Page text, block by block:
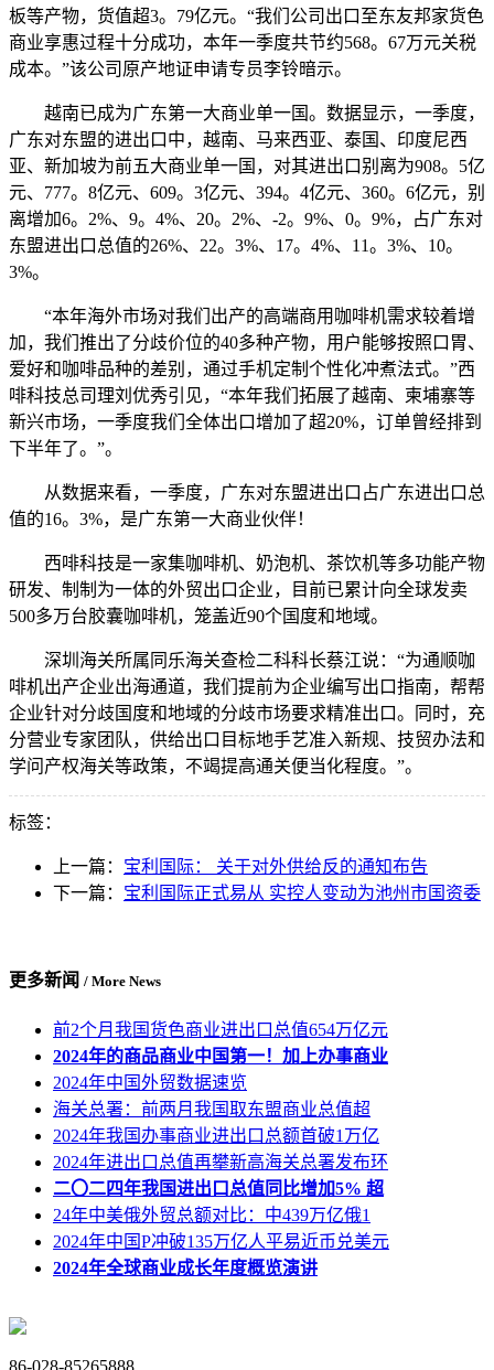
板等产物，货值超3。79亿元。“我们公司出口至东友邦家货色
商业享惠过程十分成功，本年一季度共节约568。67万元关税
成本。”该公司原产地证申请专员李铃暗示。
越南已成为广东第一大商业单一国。数据显示，一季度，
广东对东盟的进出口中，越南、马来西亚、泰国、印度尼西
亚、新加坡为前五大商业单一国，对其进出口别离为908。5亿
元、777。8亿元、609。3亿元、394。4亿元、360。6亿元，别
离增加6。2%、9。4%、20。2%、-2。9%、0。9%，占广东对
东盟进出口总值的26%、22。3%、17。4%、11。3%、10。
3%。
“本年海外市场对我们出产的高端商用咖啡机需求较着增
加，我们推出了分歧价位的40多种产物，用户能够按照口胃、
爱好和咖啡品种的差别，通过手机定制个性化冲煮法式。”西
啡科技总司理刘优秀引见，“本年我们拓展了越南、柬埔寨等
新兴市场，一季度我们全体出口增加了超20%，订单曾经排到
下半年了。”。
从数据来看，一季度，广东对东盟进出口占广东进出口总
值的16。3%，是广东第一大商业伙伴！
西啡科技是一家集咖啡机、奶泡机、茶饮机等多功能产物
研发、制制为一体的外贸出口企业，目前已累计向全球发卖
500多万台胶囊咖啡机，笼盖近90个国度和地域。
深圳海关所属同乐海关查检二科科长蔡江说：“为通顺咖
啡机出产企业出海通道，我们提前为企业编写出口指南，帮帮
企业针对分歧国度和地域的分歧市场要求精准出口。同时，充
分营业专家团队，供给出口目标地手艺准入新规、技贸办法和
学问产权海关等政策，不竭提高通关便当化程度。”。
标签：
上一篇： 宝利国际： 关于对外供给反的通知布告
下一篇： 宝利国际正式易从 实控人变动为池州市国资委
更多新闻 / More News
前2个月我国货色商业进出口总值654万亿元
2024年的商品商业中国第一！加上办事商业
2024年中国外贸数据速览
海关总署：前两月我国取东盟商业总值超
2024年我国办事商业进出口总额首破1万亿
2024年进出口总值再攀新高海关总署发布环
二〇二四年我国进出口总值同比增加5% 超
24年中美俄外贸总额对比：中439万亿俄1
2024年中国P冲破135万亿人平易近币兑美元
2024年全球商业成长年度概览演讲
86-028-85265888